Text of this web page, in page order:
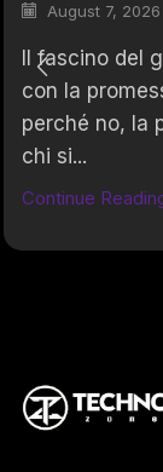
August 7, 2026
Il fascino del
con la
perché no, la
chi si...
Continue